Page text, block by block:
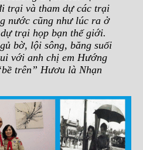
trại và tham dự các trại
nước cũng như lúc ra ở
trại họp bạn thế giới.
bờ, lội sông, băng suối
với anh chị em Hướng
trên” Hươu là Nhạn